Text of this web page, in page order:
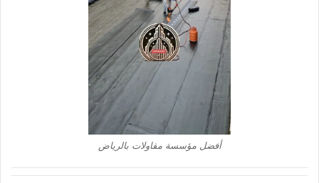
أفضل مؤسسة مقاولات بالرياض